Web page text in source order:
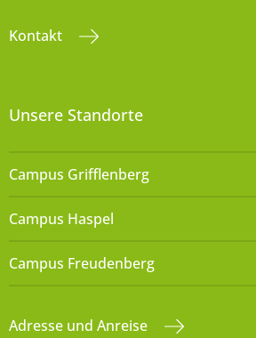
Kontakt
Unsere Standorte
Campus Grifflenberg
Campus Haspel
Campus Freudenberg
Adresse und Anreise